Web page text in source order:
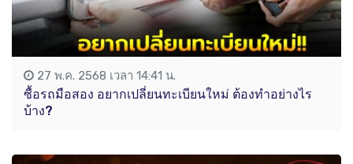
27 พ.ค. 2568 เวลา 14:41 น.
ซื้อรถมือสอง อยากเปลี่ยนทะเบียนใหม่ ต้องทำอย่างไร
บ้าง?